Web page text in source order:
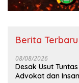
Berita Terbaru
08/08/2026
Desak Usut
Advokat dan